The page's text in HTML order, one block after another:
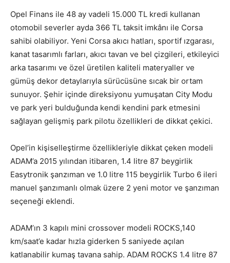
Opel Finans ile 48 ay vadeli 15.000 TL kredi kullanan
otomobil severler ayda 366 TL taksit imkânı ile Corsa
sahibi olabiliyor. Yeni Corsa akıcı hatları, sportif ızgarası,
kanat tasarımlı farları, akıcı tavan ve bel çizgileri, etkileyici
arka tasarımı ve özel üretilen kaliteli materyaller ve
gümüş dekor detaylarıyla sürücüsüne sıcak bir ortam
sunuyor. Şehir içinde direksiyonu yumuşatan City Modu
ve park yeri bulduğunda kendi kendini park etmesini
sağlayan gelişmiş park pilotu özellikleri de dikkat çekici.
Opel’in kişiselleştirme özellikleriyle dikkat çeken modeli
ADAM’a 2015 yılından itibaren, 1.4 litre 87 beygirlik
Easytronik şanzıman ve 1.0 litre 115 beygirlik Turbo 6 ileri
manuel şanzımanlı olmak üzere 2 yeni motor ve şanzıman
seçeneği eklendi.
ADAM’ın 3 kapılı mini crossover modeli ROCKS,140
km/saat’e kadar hızla giderken 5 saniyede açılan
katlanabilir kumaş tavana sahip. ADAM ROCKS 1.4 litre 87